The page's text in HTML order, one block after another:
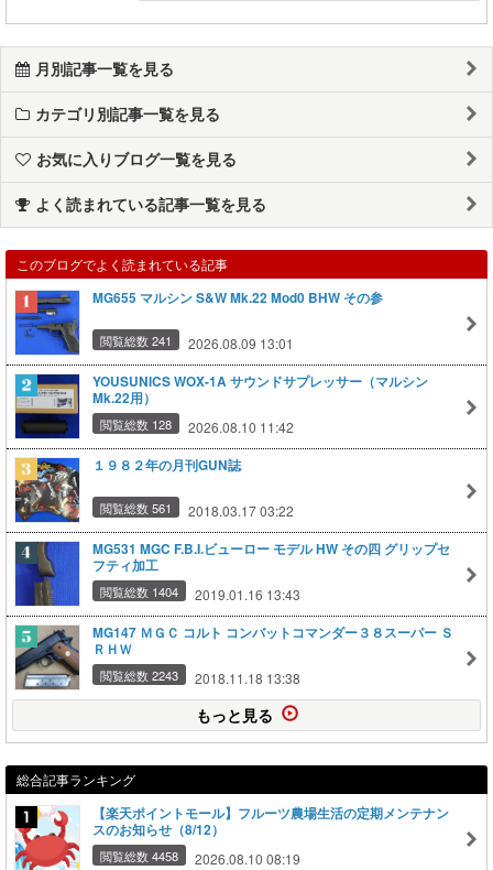
月別記事一覧を見る
カテゴリ別記事一覧を見る
お気に入りブログ一覧を見る
よく読まれている記事一覧を見る
このブログでよく読まれている記事
MG655 マルシン S&W Mk.22 Mod0 BHW その参
閲覧総数 241 2026.08.09 13:01
YOUSUNICS WOX-1A サウンドサプレッサー（マルシン
Mk.22用）
閲覧総数 128 2026.08.10 11:42
１９８２年の月刊GUN誌
閲覧総数 561 2018.03.17 03:22
MG531 MGC F.B.I.ビューロー モデル HW その四 グリップセ
フティ加工
閲覧総数 1404 2019.01.16 13:43
MG147 ＭＧＣ コルト コンバットコマンダー３８スーパー Ｓ
ＲＨＷ
閲覧総数 2243 2018.11.18 13:38
もっと見る
総合記事ランキング
【楽天ポイントモール】フルーツ農場生活の定期メンテナン
スのお知らせ（8/12）
閲覧総数 4458 2026.08.10 08:19